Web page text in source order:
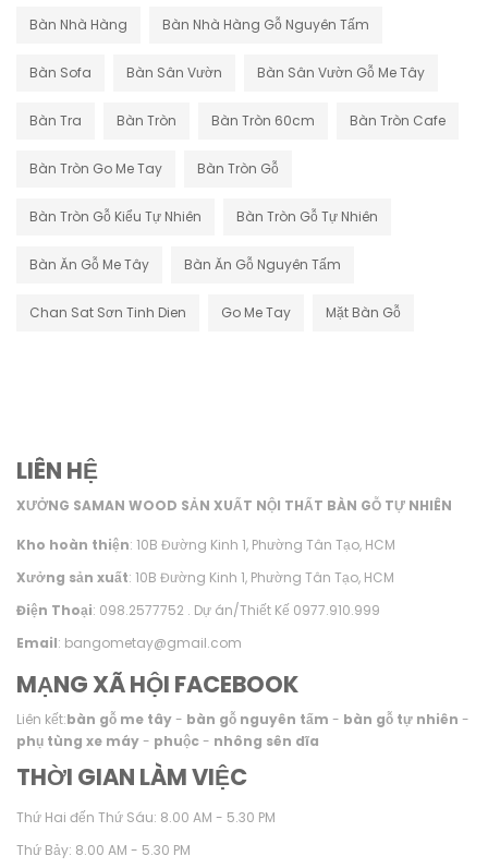
Bàn Nhà Hàng Bàn Nhà Hàng Gỗ Nguyên Tấm
Bàn Sofa Bàn Sân Vườn Bàn Sân Vườn Gỗ Me Tây
Bàn Tra Bàn Tròn Bàn Tròn 60cm Bàn Tròn Cafe
Bàn Tròn Go Me Tay Bàn Tròn Gỗ
Bàn Tròn Gỗ Kiểu Tự Nhiên Bàn Tròn Gỗ Tự Nhiên
Bàn Ăn Gỗ Me Tây Bàn Ăn Gỗ Nguyên Tấm
Chan Sat Sơn Tinh Dien Go Me Tay Mặt Bàn Gỗ
LIÊN HỆ
XƯỞNG SAMAN WOOD SẢN XUẤT NỘI THẤT BÀN GỖ TỰ NHIÊN
Kho hoàn thiện: 10B Đường Kinh 1, Phường Tân Tạo, HCM
Xưởng sản xuất: 10B Đường Kinh 1, Phường Tân Tạo, HCM
Điện Thoại: 098.2577752 . Dự án/Thiết Kế 0977.910.999
Email: bangometay@gmail.com
MẠNG XÃ HỘI FACEBOOK
Liên kết:bàn gỗ me tây- bàn gỗ nguyên tấm - bàn gỗ tự nhiên -
phụ tùng xe máy- phuộc- nhông sên dĩa
THỜI GIAN LÀM VIỆC
Thứ Hai đến Thứ Sáu: 8.00 AM - 5.30 PM
Thứ Bảy: 8.00 AM - 5.30 PM